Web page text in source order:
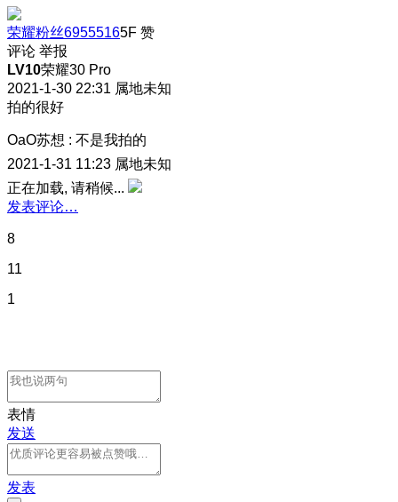
荣耀粉丝69555165F 赞
评论 举报
LV10荣耀30 Pro
2021-1-30 22:31 属地未知
拍的很好
OaO苏想 : 不是我拍的
2021-1-31 11:23 属地未知
正在加载, 请稍候...
发表评论…
8
11
1
表情
发送
发表